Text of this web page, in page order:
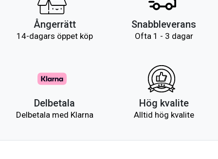
Ångerrätt
14-dagars öppet köp
Snabbleverans
Ofta 1 - 3 dagar
Delbetala
Delbetala med Klarna
Hög kvalite
Alltid hög kvalite